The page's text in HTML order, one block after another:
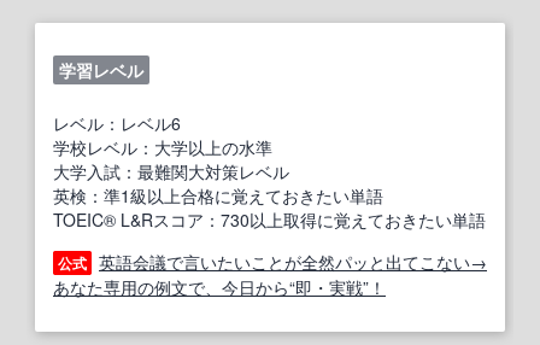
学習レベル
レベル：レベル6
学校レベル：大学以上の水準
大学入試：最難関大対策レベル
英検：準1級以上合格に覚えておきたい単語
TOEIC® L&Rスコア：730以上取得に覚えておきたい単語
公式 英語会議で言いたいことが全然パッと出てこない→
あなた専用の例文で、今日から“即・実戦”！